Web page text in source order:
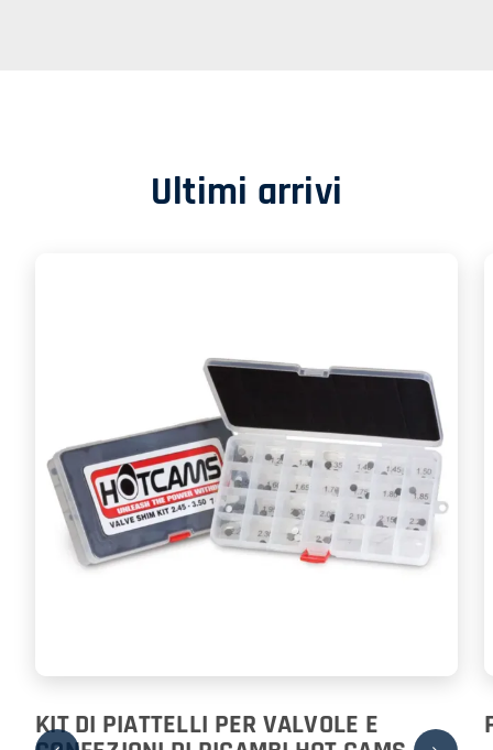
Ultimi arrivi
KIT DI PIATTELLI PER VALVOLE E